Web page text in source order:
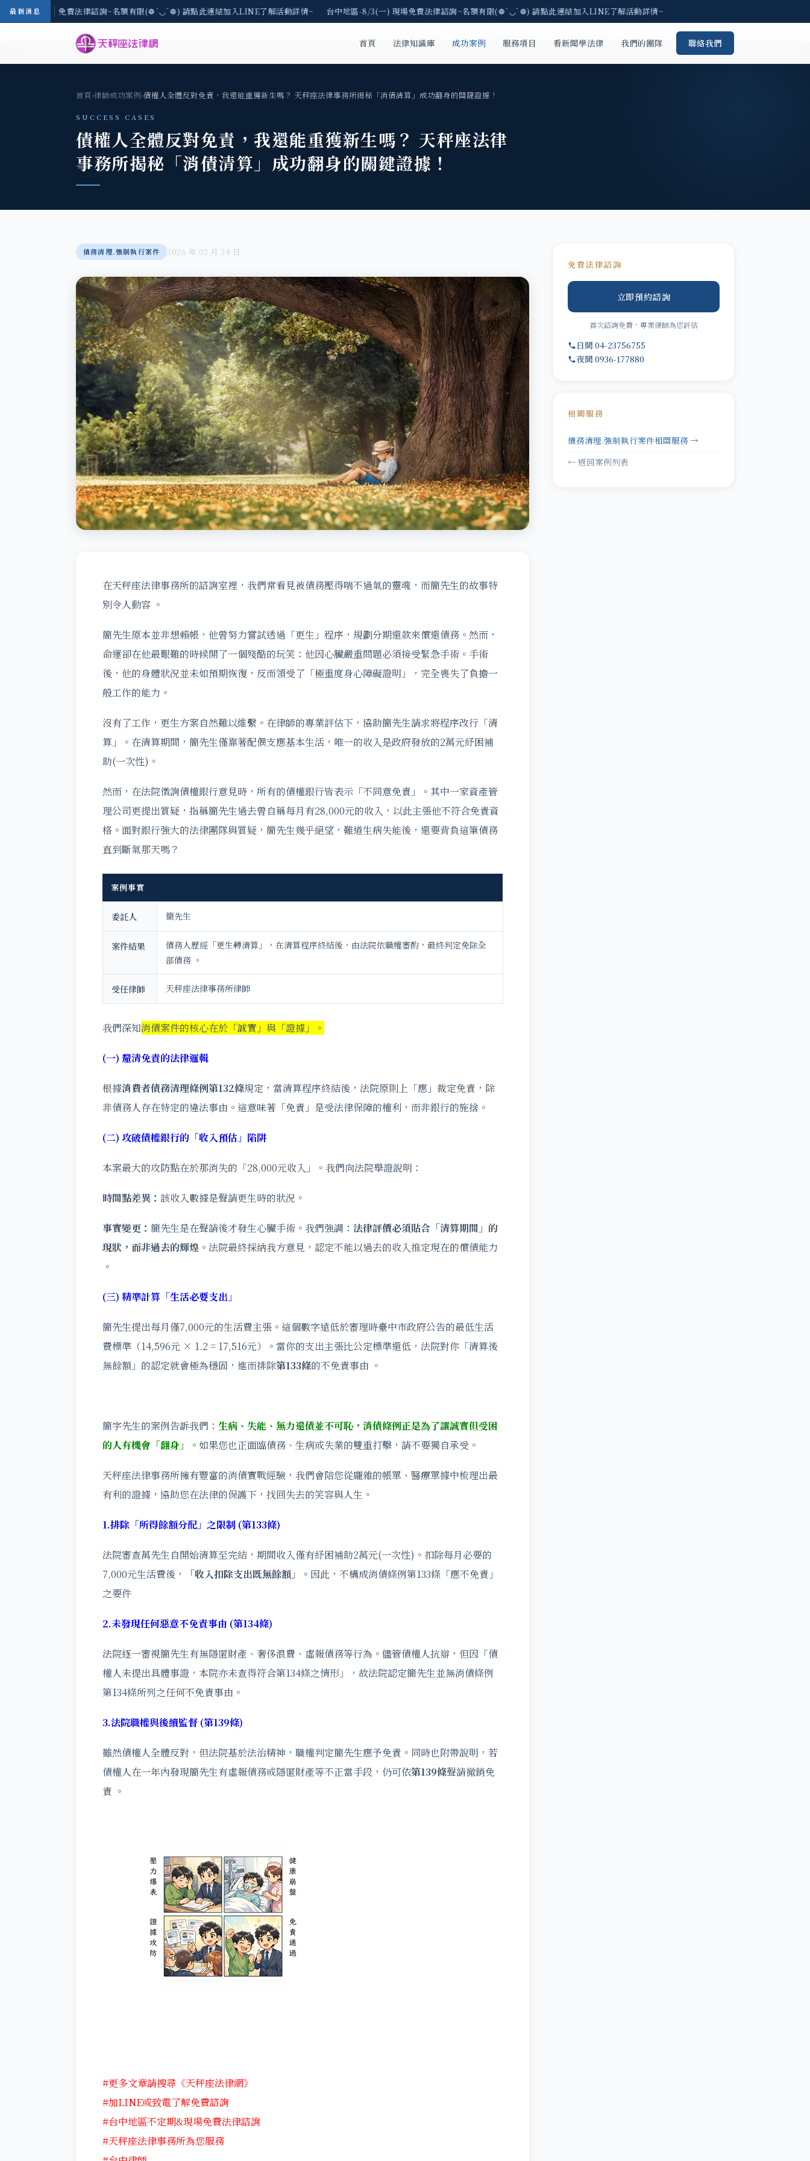
最新消息
3(一) 現場免費法律諮詢~名額有限(❁´◡`❁) 請點此連結加入LINE了解活動詳情~ 台中地區-8/3(一) 現場免費法律諮詢~名額有限(❁´◡`❁) 請點此連結加入LINE了解活動詳情~
首頁 法律知識庫 成功案例 服務項目 看新聞學法律 我們的團隊 聯絡我們
首頁›律師成功案例›債權人全體反對免責，我還能重獲新生嗎？ 天秤座法律事務所揭秘「消債清算」成功翻身的關鍵證據！
SUCCESS CASES
債權人全體反對免責，我還能重獲新生嗎？ 天秤座法律
事務所揭秘「消債清算」成功翻身的關鍵證據！
債務清理.強制執行案件 2026 年 02 月 24 日
在天秤座法律事務所的諮詢室裡，我們常看見被債務壓得喘不過氣的靈魂，而簡先生的故事特
別令人動容 。
簡先生原本並非想賴帳，他曾努力嘗試透過「更生」程序，規劃分期還款來償還債務。然而，
命運卻在他最艱難的時候開了一個殘酷的玩笑：他因心臟嚴重問題必須接受緊急手術。手術
後，他的身體狀況並未如預期恢復，反而領受了「極重度身心障礙證明」，完全喪失了負擔一
般工作的能力。
沒有了工作，更生方案自然難以維繫。在律師的專業評估下，協助簡先生請求將程序改行「清
算」。在清算期間，簡先生僅靠著配偶支應基本生活，唯一的收入是政府發放的2萬元紓困補
助(一次性)。
然而，在法院徵詢債權銀行意見時，所有的債權銀行皆表示「不同意免責」。其中一家資產管
理公司更提出質疑，指稱簡先生過去曾自稱每月有28,000元的收入，以此主張他不符合免責資
格。面對銀行強大的法律團隊與質疑，簡先生幾乎絕望，難道生病失能後，還要背負這筆債務
直到斷氣那天嗎？
案例事實
委託人 簡先生
案件結果
債務人歷經「更生轉清算」，在清算程序終結後，由法院依職權審酌，最終判定免除全
部債務 。
受任律師 天秤座法律事務所律師
我們深知消債案件的核心在於「誠實」與「證據」。
(一) 釐清免責的法律邏輯
根據消費者債務清理條例第132條規定，當清算程序終結後，法院原則上「應」裁定免責，除
非債務人存在特定的違法事由。這意味著「免責」是受法律保障的權利，而非銀行的施捨。
(二) 攻破債權銀行的「收入預估」陷阱
本案最大的攻防點在於那消失的「28,000元收入」。我們向法院舉證說明：
時間點差異： 該收入數據是聲請更生時的狀況。
事實變更： 簡先生是在聲請後才發生心臟手術。我們強調： 法律評價必須貼合「清算期間」的
現狀，而非過去的輝煌。 法院最終採納我方意見，認定不能以過去的收入推定現在的償債能力
。
(三) 精準計算「生活必要支出」
簡先生提出每月僅7,000元的生活費主張。這個數字遠低於審理時臺中市政府公告的最低生活
費標準（14,596元 × 1.2 = 17,516元）。當你的支出主張比公定標準還低，法院對你「清算後
無餘額」的認定就會極為穩固，進而排除第133條的不免責事由 。
簡字先生的案例告訴我們： 生病、失能、無力還債並不可恥，消債條例正是為了讓誠實但受困
的人有機會「翻身」。 如果您也正面臨債務、生病或失業的雙重打擊，請不要獨自承受。
天秤座法律事務所擁有豐富的消債實戰經驗，我們會陪您從龐雜的帳單、醫療單據中梳理出最
有利的證據，協助您在法律的保護下，找回失去的笑容與人生。
1.排除「所得餘額分配」之限制 (第133條)
法院審查萬先生自開始清算至完結，期間收入僅有紓困補助2萬元(一次性)。扣除每月必要的
7,000元生活費後，
「收入扣除支出既無餘額」
。因此，不構成消債條例第133條「應不免責」
之要件
2.未發現任何惡意不免責事由 (第134條)
法院逐一審視簡先生有無隱匿財產、奢侈浪費、虛報債務等行為。儘管債權人抗辯，但因「債
權人未提出具體事證，本院亦未查得符合第134條之情形」，故法院認定簡先生並無消債條例
第134條所列之任何不免責事由。
3.法院職權與後續監督 (第139條)
雖然債權人全體反對，但法院基於法治精神，職權判定簡先生應予免責。同時也附帶說明，若
債權人在一年內發現簡先生有虛報債務或隱匿財產等不正當手段，仍可依第139條聲請撤銷免
責 。
#更多文章請搜尋《天秤座法律網》
#加LINE或致電了解免費諮詢
#台中地區不定期&現場免費法律諮詢
#天秤座法律事務所為您服務
免費法律諮詢
立即預約諮詢
首次諮詢免費，專業律師為您評估
日間 04-23756755
夜間 0936-177880
相關服務
債務清理.強制執行案件相關服務 →
← 返回案例列表